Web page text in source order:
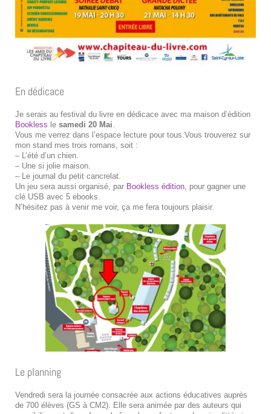
En dédicace
Je serais au festival du livre en dédicace avec ma maison d’édition
Bookless le samedi 20 Mai.
Vous me verrez dans l’espace lecture pour tous.Vous trouverez sur
mon stand mes trois romans, soit :
– L’été d’un chien.
– Une si jolie maison.
– Le journal du petit cancrelat.
Un jeu sera aussi organisé, par Bookless édition, pour gagner une
clé USB avec 5 ebooks.
N’hésitez pas à venir me voir, ça me fera toujours plaisir.
Le planning
Vendredi sera la journée consacrée aux actions éducatives auprès
de 700 élèves (GS à CM2). Elle sera animée par des auteurs qui